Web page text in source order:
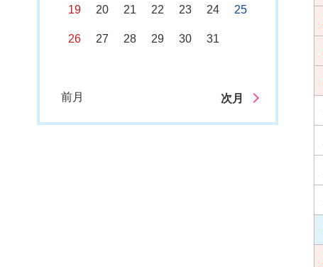
19 20 21 22 23 24 25
26 27 28 29 30 31
前月 次月